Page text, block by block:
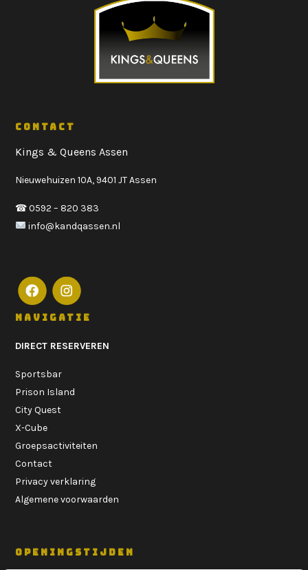
CONTACT
Kings & Queens Assen
Nieuwehuizen 10A, 9401 JT Assen
☎ 0592 – 820 383
info@kandqassen.nl
NAVIGATIE
DIRECT RESERVEREN
Sportsbar
Prison Island
City Quest
X-Cube
Groepsactiviteiten
Contact
Privacy verklaring
Algemene voorwaarden
OPENINGSTIJDEN